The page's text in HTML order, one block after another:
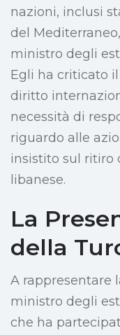
nazioni, inclusi
del
ministro degli
Egli ha criticato
diritto
necessità di
riguardo alle
insistito sul ritiro
libanese.
La
della
A rappresentare
ministro degli
che ha